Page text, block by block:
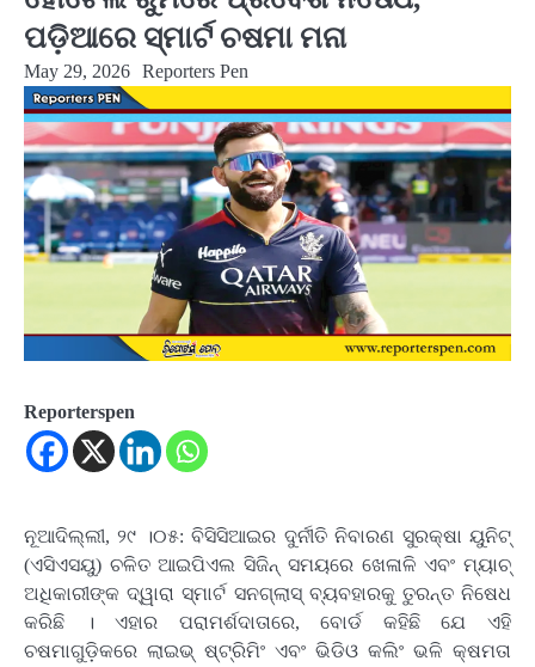
ପଡ଼ିଆରେ ସ୍ମାର୍ଟ ଚଷମା ମନା
May 29, 2026 Reporters Pen
Reporterspen
ନୂଆଦିଲ୍ଲୀ, ୨୯ ।୦୫: ବିସିସିଆଇର ଦୁର୍ନୀତି ନିବାରଣ ସୁରକ୍ଷା ୟୁନିଟ୍
(ଏସିଏସୟୁ) ଚଳିତ ଆଇପିଏଲ ସିଜିନ୍ ସମୟରେ ଖେଳାଳି ଏବଂ ମ୍ୟାଚ୍
ଅଧିକାରୀଙ୍କ ଦ୍ୱାରା ସ୍ମାର୍ଟ ସନଗ୍ଲାସ୍ ବ୍ୟବହାରକୁ ତୁରନ୍ତ ନିଷେଧ
କରିଛି । ଏହାର ପରାମର୍ଶଦାତାରେ, ବୋର୍ଡ କହିଛି ଯେ ଏହି
ଚଷମାଗୁଡ଼ିକରେ ଲାଇଭ୍ ଷ୍ଟ୍ରିମିଂ ଏବଂ ଭିଡିଓ କଲିଂ ଭଳି କ୍ଷମତା